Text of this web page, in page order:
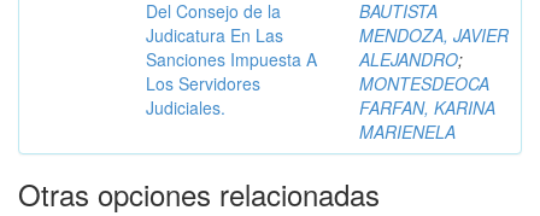
Del Consejo de la
Judicatura En Las
Sanciones Impuesta A
Los Servidores
Judiciales.
BAUTISTA
MENDOZA, JAVIER
ALEJANDRO;
MONTESDEOCA
FARFAN, KARINA
MARIENELA
Otras opciones relacionadas